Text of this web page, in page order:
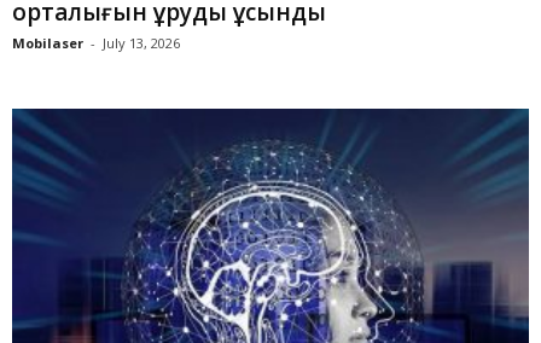
орталығын құруды ұсынды
Mobilaser - July 13, 2026